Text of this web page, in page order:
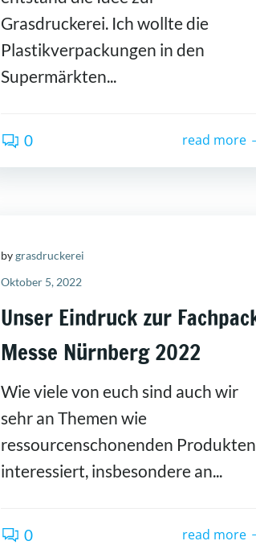
Grasdruckerei. Ich wollte die
Plastikverpackungen in den
Supermärkten...
0 read more
bygrasdruckerei
Oktober 5, 2022
Unser Eindruck zur
Messe Nürnberg 2022
Wie viele von euch sind auch wir
sehr an Themen wie
ressourcenschonenden Produkten
interessiert, insbesondere an...
0 read more